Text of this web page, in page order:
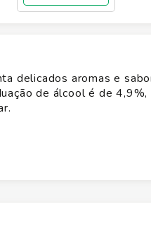
delicados aromas e
de álcool é de